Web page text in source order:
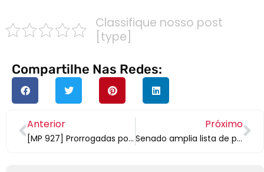
Classifique nosso post
[type]
Compartilhe Nas Redes:
Anterior
[MP 927] Prorrogadas por 60 dias as Medidas Adotadas pelo Governo, no combate ao Coronavírus
Próximo
Senado amplia lista de profissionais que terão prioridade em testes de coronavírus